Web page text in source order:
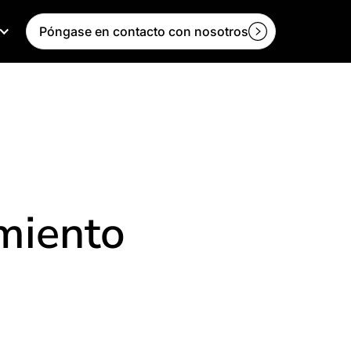
Póngase en contacto con nosotros